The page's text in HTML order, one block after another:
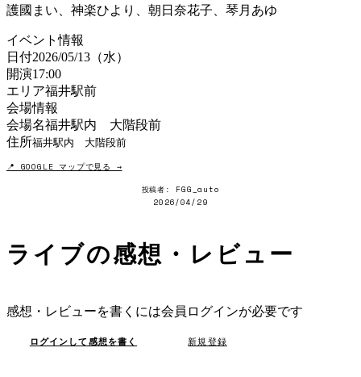
護國まい、神楽ひより、朝日奈花子、琴月あゆ
イベント情報
日付2026/05/13（水）
開演17:00
エリア福井駅前
会場情報
会場名福井駅内 大階段前
住所福井駅内 大階段前
📍 GOOGLE マップで見る →
投稿者: FGG_auto
2026/04/29
ライブの感想・レビュー
感想・レビューを書くには会員ログインが必要です
ログインして感想を書く 新規登録